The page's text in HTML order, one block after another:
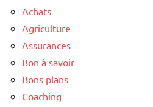
Achats
Agriculture
Assurances
Bon à savoir
Bons plans
Coaching